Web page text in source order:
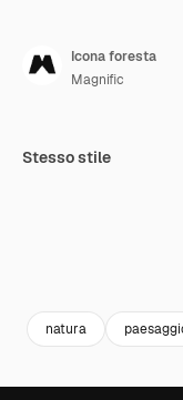
Icona foresta
Magnific
Stesso stile
natura